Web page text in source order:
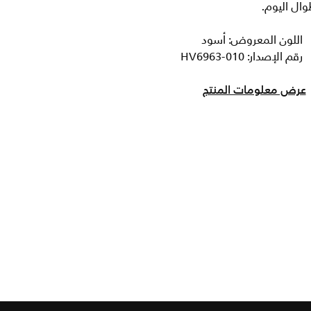
اليوم.
اللون المعروض: أسود
رقم الإصدار: HV6963-010
عرض معلومات المنتج